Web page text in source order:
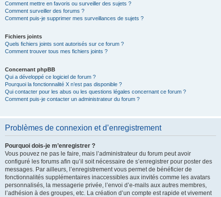
Comment mettre en favoris ou surveiller des sujets ?
Comment surveiller des forums ?
Comment puis-je supprimer mes surveillances de sujets ?
Fichiers joints
Quels fichiers joints sont autorisés sur ce forum ?
Comment trouver tous mes fichiers joints ?
Concernant phpBB
Qui a développé ce logiciel de forum ?
Pourquoi la fonctionnalité X n’est pas disponible ?
Qui contacter pour les abus ou les questions légales concernant ce forum ?
Comment puis-je contacter un administrateur du forum ?
Problèmes de connexion et d’enregistrement
Pourquoi dois-je m’enregistrer ?
Vous pouvez ne pas le faire, mais l’administrateur du forum peut avoir
configuré les forums afin qu’il soit nécessaire de s’enregistrer pour poster des
messages. Par ailleurs, l’enregistrement vous permet de bénéficier de
fonctionnalités supplémentaires inaccessibles aux invités comme les avatars
personnalisés, la messagerie privée, l’envoi d’e-mails aux autres membres,
l’adhésion à des groupes, etc. La création d’un compte est rapide et vivement